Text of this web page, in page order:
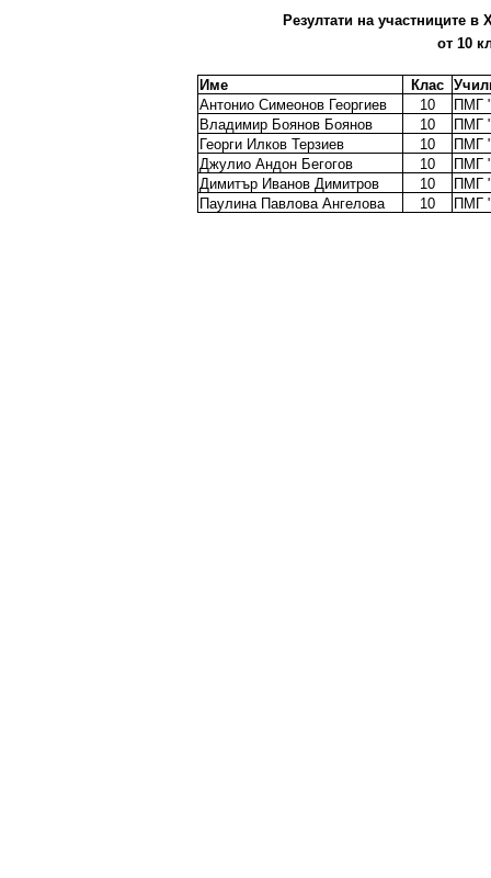
Резултати на участниците
от 10
Име Клас
Антонио Симеонов Георгиев
10
ПМГ
Владимир Боянов Боянов
10
ПМГ
Георги Илков Терзиев
10
ПМГ
Джулио Андон Бегогов
10
ПМГ
Димитър Иванов Димитров
10
ПМГ
Паулина Павлова Ангелова
10 ПМГ